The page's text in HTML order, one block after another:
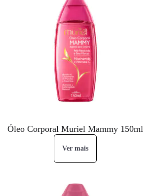
Óleo Corporal Muriel Mammy 150ml
Ver mais